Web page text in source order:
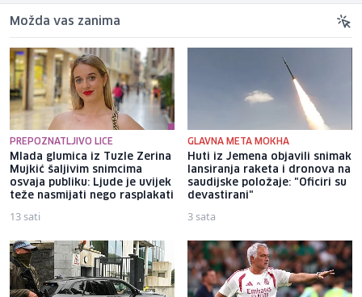
Možda vas zanima
PREPOZNATLJIVO LICE
Mlada glumica iz Tuzle Zerina
Mujkić šaljivim snimcima
osvaja publiku: Ljude je uvijek
teže nasmijati nego rasplakati
13 sati
GLAVNA META MOKHA
Huti iz Jemena objavili snimak
lansiranja raketa i dronova na
saudijske položaje: "Oficiri su
devastirani"
3 sata